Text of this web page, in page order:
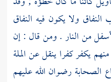
ولا يكون فيه النفاق
من النار . ومن قال : إن
يكفر كفرا ينقل عن الملة
الصحابةرضوان الله عليهم